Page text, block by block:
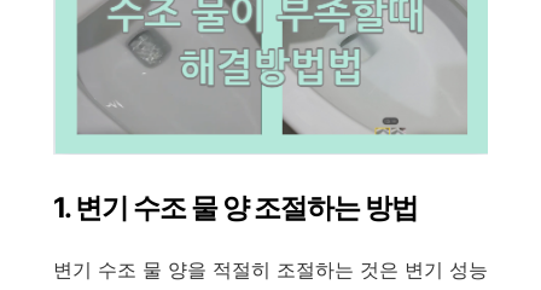
1. 변기 수조 물 양 조절하는 방법
변기 수조 물 양을 적절히 조절하는 것은 변기 성능